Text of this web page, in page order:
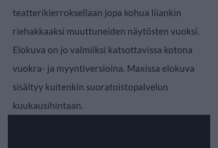
teatterikierroksellaan jopa kohua liiankin
riehakkaaksi muuttuneiden näytösten vuoksi.
Elokuva on jo valmiiksi katsottavissa kotona
vuokra- ja myyntiversioina. Maxissa elokuva
sisältyy kuitenkin suoratoistopalvelun
kuukausihintaan.